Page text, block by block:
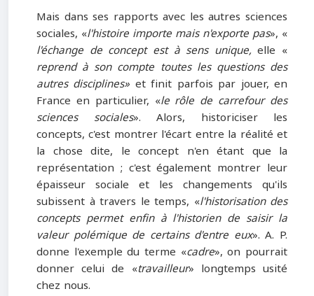
Mais dans ses rapports avec les autres sciences
sociales, «l'histoire importe mais n'exporte pas», «
l'échange de concept est à sens unique,elle «
reprend à son compte toutes les questions des
autres disciplines» et finit parfois par jouer, en
France en particulier, «le rôle de carrefour des
sciences sociales». Alors, historiciser les
concepts, c'est montrer l'écart entre la réalité et
la chose dite, le concept n'en étant que la
représentation ; c'est également montrer leur
épaisseur sociale et les changements qu'ils
subissent à travers le temps, «l'historisation des
concepts permet enfin à l'historien de saisir la
valeur polémique de certains d'entre eux». A. P.
donne l'exemple du terme «cadre», on pourrait
donner celui de «travailleur» longtemps usité
chez nous.